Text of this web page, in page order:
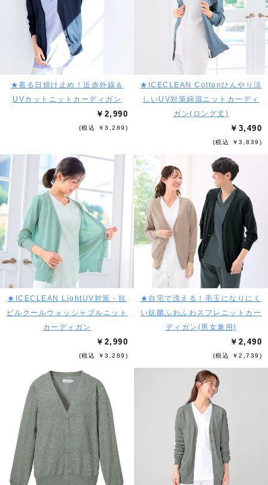
★着る日焼け止め！近赤外線＆
UVカットニットカーディガン
￥2,990
(税込 ￥3,289)
★ICECLEAN Cottonひんやり涼
しいUV対策綿混ニットカーディ
ガン(ロング丈)
￥3,490
(税込 ￥3,839)
★ICECLEAN LightUV対策・抗
ピルクールウォッシャブルニット
カーディガン
￥2,990
(税込 ￥3,289)
★自宅で洗える！毛玉になりにく
い抗菌ふわふわスフレニットカー
ディガン(男女兼用)
￥2,490
(税込 ￥2,739)